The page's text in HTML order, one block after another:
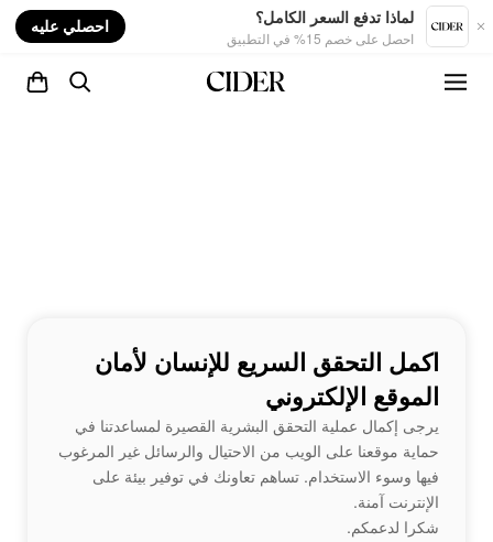
لماذا تدفع السعر الكامل؟
احصل على خصم 15% في التطبيق
احصلي عليه
اكمل التحقق السريع للإنسان لأمان
الموقع الإلكتروني
يرجى إكمال عملية التحقق البشرية القصيرة لمساعدتنا في
حماية موقعنا على الويب من الاحتيال والرسائل غير المرغوب
فيها وسوء الاستخدام. تساهم تعاونك في توفير بيئة على
الإنترنت آمنة.
شكرا لدعمكم.